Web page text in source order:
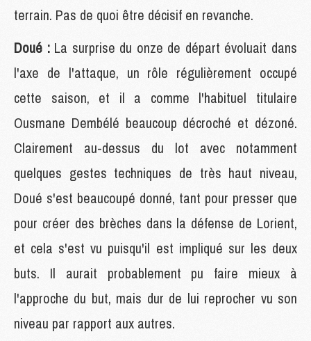
terrain. Pas de quoi être décisif en revanche.
Doué : La surprise du onze de départ évoluait dans
l'axe de l'attaque, un rôle régulièrement occupé
cette saison, et il a comme l'habituel titulaire
Ousmane Dembélé beaucoup décroché et dézoné.
Clairement au-dessus du lot avec notamment
quelques gestes techniques de très haut niveau,
Doué s'est beaucoupé donné, tant pour presser que
pour créer des brèches dans la défense de Lorient,
et cela s'est vu puisqu'il est impliqué sur les deux
buts. Il aurait probablement pu faire mieux à
l'approche du but, mais dur de lui reprocher vu son
niveau par rapport aux autres.